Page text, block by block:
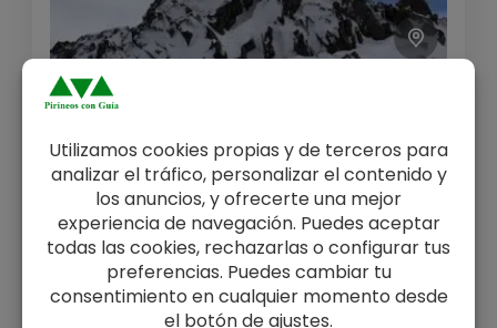
Ascensión al Pico Bacías (2.760m)
See more details
Increíble ascensión desde el Balneario de
Panticosa lejos de otros picos más
masificados.
Formigal- Portalet ,Pirineo y Prepirineo
Duración
1 Día
From
125€
You save 125€
Ver Detalles